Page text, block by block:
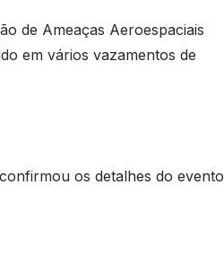
de Ameaças Aeroespaciais
em vários vazamentos de
os detalhes do evento